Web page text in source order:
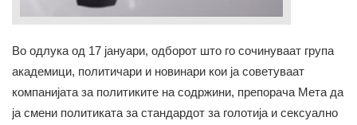
Во одлука од 17 јануари, одборот што го сочинуваат група
академици, политичари и новинари кои ја советуваат
компанијата за политиките на содржини, препорача Мета да
ја смени политиката за стандардот за голотија и сексуално